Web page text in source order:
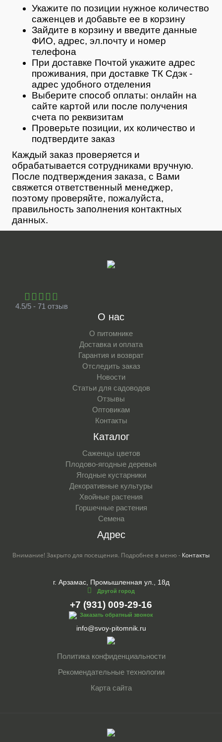
Укажите по позиции нужное количество
саженцев и добавьте ее в корзину
Зайдите в корзину и введите данные
ФИО, адрес, эл.почту и номер
телефона
При доставке Почтой укажите адрес
проживания, при доставке ТК Сдэк -
адрес удобного отделения
Выберите способ оплаты: онлайн на
сайте картой или после получения
счета по реквизитам
Проверьте позиции, их количество и
подтвердите заказ
Каждый заказ проверяется и
обрабатывается сотрудниками вручную.
После подтверждения заказа, с Вами
свяжется ответственный менеджер,
поэтому проверяйте, пожалуйста,
правильность заполнения контактных
данных.
4.5/5 - 71 отзыв
О нас
О питомнике
Доставка и оплата
Гарантия и возврат
Отследить заказ
Новости
Статьи для садоводов
Отзывы
Оптовикам
Контакты
Каталог
Саженцы цветов
Плодово-ягодные деревья
Ягодные кустарники
Декоративные культуры
Хвойные растения
Горшечные растения
Семена
Адрес
Внимание! Закрыто для посещения. Подробнее в меню - Контакты
г. Арзамас, Промышленная ул., 18д
Другой город
+7 (931) 009-29-16
Заказать обратный звонок
info@svoy-pitomnik.ru
Политика конфиденциальности
Рекомендательные технологии
Карта сайта